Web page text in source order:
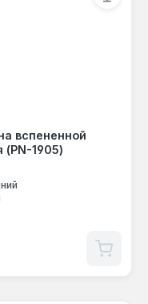
вспененной
1905)